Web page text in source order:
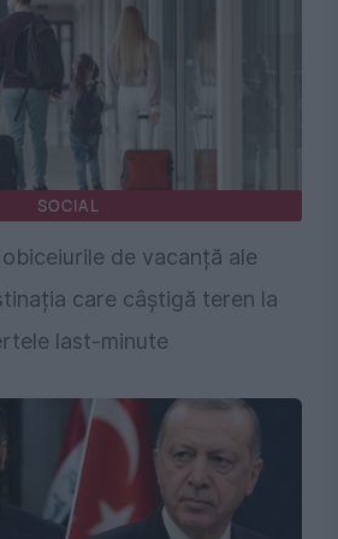
SOCIAL
de vacanță ale
care câștigă teren la
last-minute